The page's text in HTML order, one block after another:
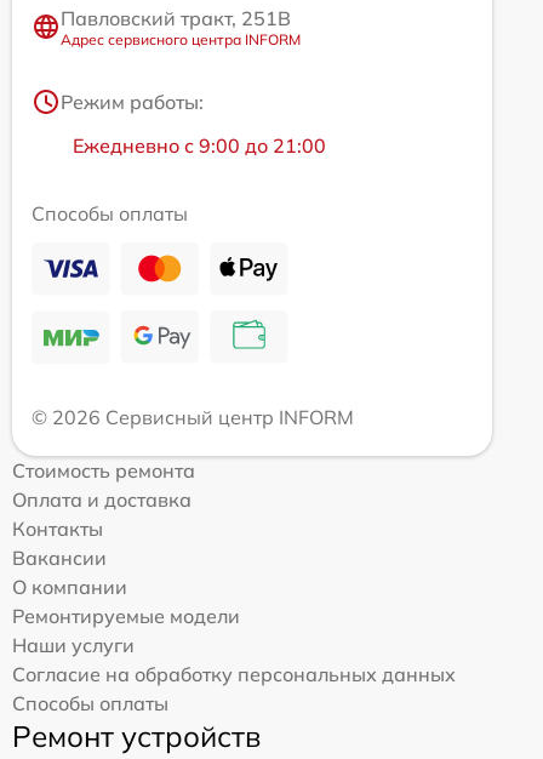
Павловский тракт, 251В
Адрес сервисного центра INFORM
Режим работы:
Ежедневно с 9:00 до 21:00
Способы оплаты
© 2026 Сервисный центр INFORM
Стоимость ремонта
Оплата и доставка
Контакты
Вакансии
О компании
Ремонтируемые модели
Наши услуги
Согласие на обработку персональных данных
Способы оплаты
Ремонт устройств